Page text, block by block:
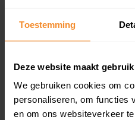
Toestemming
Deze website maakt
We gebruiken cookies om
personaliseren, om functies
en om ons websiteverkeer